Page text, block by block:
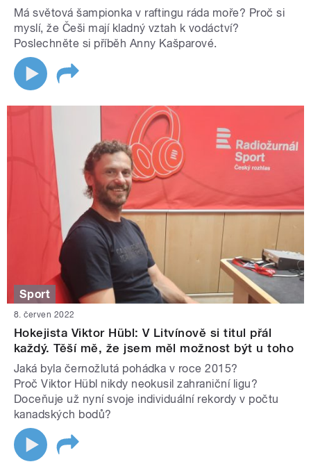
Má světová šampionka v raftingu ráda moře? Proč si
myslí, že Češi mají kladný vztah k vodáctví?
Poslechněte si příběh Anny Kašparové.
Sport
8. červen 2022
Hokejista Viktor Hübl: V Litvínově si titul přál
každý. Těší mě, že jsem měl možnost být u toho
Jaká byla černožlutá pohádka v roce 2015?
Proč Viktor Hübl nikdy neokusil zahraniční ligu?
Doceňuje už nyní svoje individuální rekordy v počtu
kanadských bodů?